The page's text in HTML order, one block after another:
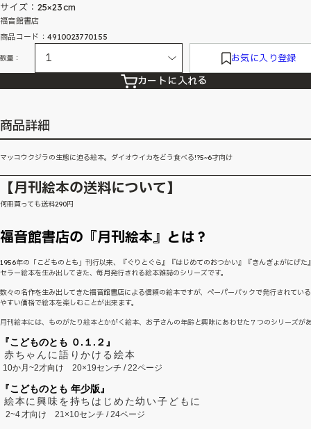
サイズ：25×23cm
福音館書店
商品コード：4910023770155
数量： お気に入り登録
カートに入れる
商品詳細
マッコウクジラの生態に迫る絵本。ダイオウイカをどう食べる!?5~6才向け
【月刊絵本の送料について】
何冊買っても送料290円
福音館書店の『月刊絵本』とは？
1956年の「こどものとも」刊行以来、『ぐりとぐら』『はじめてのおつかい』『きんぎょがにげた
セラー絵本を生み出してきた、毎月発行される絵本雑誌のシリーズです。
数々の名作を生み出してきた福音館書店による信頼の絵本ですが、ペーパーバックで発行されてい
やすい価格で絵本を楽しむことが出来ます。
月刊絵本には、ものがたり絵本とかがく絵本、お子さんの年齢と興味にあわせた７つのシリーズが
『こどものとも ０.１.２』
赤ちゃんに語りかける絵本
10か月~2才向け 20×19センチ / 22ページ
『こどものとも 年少版』
絵本に興味を持ちはじめた幼い子どもに
2~4才向け 21×10センチ / 24ページ